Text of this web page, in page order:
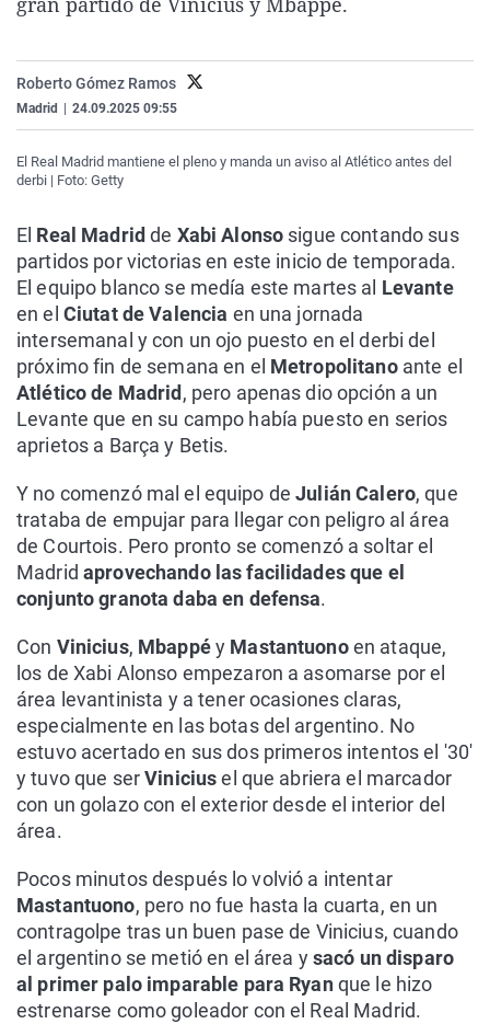
La rosa de los vientos
Gente viajera
Caso
Retornados
Operación Viuda
Extremadura
Galicia
Navarra
País Vasco
Virales
Televisión
Roberto Gómez Ramos
Madrid 24.09.2025 09:55
El Real Madrid mantiene el pleno y manda un aviso al Atlético antes del
derbi | Foto: Getty
El Real Madrid de Xabi Alonso sigue contando sus
partidos por victorias en este inicio de temporada.
El equipo blanco se medía este martes al Levante
en el Ciutat de Valencia en una jornada
intersemanal y con un ojo puesto en el derbi del
próximo fin de semana en el Metropolitano ante el
Atlético de Madrid , pero apenas dio opción a un
Levante que en su campo había puesto en serios
aprietos a Barça y Betis.
Y no comenzó mal el equipo deJulián Calero, que
trataba de empujar para llegar con peligro al área
de Courtois. Pero pronto se comenzó a soltar el
Madrid aprovechando las facilidades que el
conjunto granota daba en defensa.
Con Vinicius, Mbappéy Mastantuonoen ataque,
los de Xabi Alonso empezaron a asomarse por el
área levantinista y a tener ocasiones claras,
especialmente en las botas del argentino. No
estuvo acertado en sus dos primeros intentos el '30'
y tuvo que serViniciusel que abriera el marcador
con un golazo con el exterior desde el interior del
área.
Pocos minutos después lo volvió a intentar
Mastantuono, pero no fue hasta la cuarta, en un
contragolpe tras un buen pase de Vinicius, cuando
el argentino se metió en el área ysacó un disparo
al primer palo imparable para Ryanque le hizo
estrenarse como goleador con el Real Madrid.